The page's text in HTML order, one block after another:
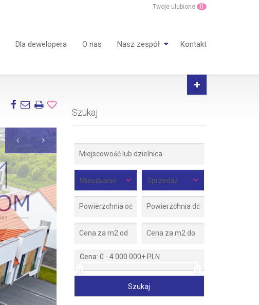
Twoje ulubione 0
Dla dewelopera O nas Nasz zespół Kontakt
Szukaj
Mieszkanie Sprzedaż
Cena: 0 - 4 000 000+ PLN